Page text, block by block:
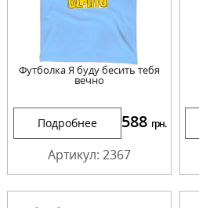
Футболка Я буду бесить тебя
вечно
Подробнее 588 грн.
Артикул: 2367